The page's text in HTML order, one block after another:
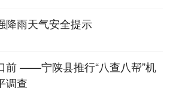
降雨天气安全提示
前 ——宁陕县推行“八查八帮”机
调查